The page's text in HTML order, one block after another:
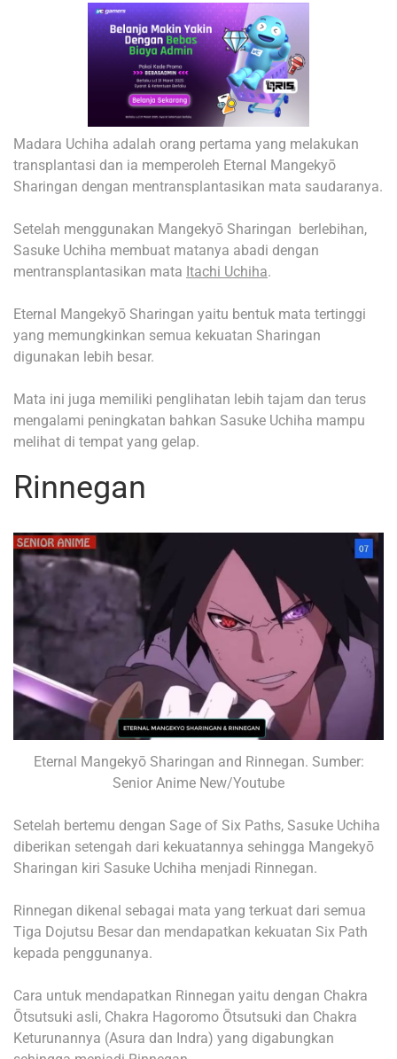
Madara Uchiha adalah orang pertama yang melakukan
transplantasi dan ia memperoleh Eternal Mangekyō
Sharingan dengan mentransplantasikan mata saudaranya.
Setelah menggunakan Mangekyō Sharingan berlebihan,
Sasuke Uchiha membuat matanya abadi dengan
mentransplantasikan mata Itachi Uchiha.
Eternal Mangekyō Sharingan yaitu bentuk mata tertinggi
yang memungkinkan semua kekuatan Sharingan
digunakan lebih besar.
Mata ini juga memiliki penglihatan lebih tajam dan terus
mengalami peningkatan bahkan Sasuke Uchiha mampu
melihat di tempat yang gelap.
Rinnegan
Eternal Mangekyō Sharingan and Rinnegan. Sumber:
Senior Anime New/Youtube
Setelah bertemu dengan Sage of Six Paths, Sasuke Uchiha
diberikan setengah dari kekuatannya sehingga Mangekyō
Sharingan kiri Sasuke Uchiha menjadi Rinnegan.
Rinnegan dikenal sebagai mata yang terkuat dari semua
Tiga Dojutsu Besar dan mendapatkan kekuatan Six Path
kepada penggunanya.
Cara untuk mendapatkan Rinnegan yaitu dengan Chakra
Ōtsutsuki asli, Chakra Hagoromo Ōtsutsuki dan Chakra
Keturunannya (Asura dan Indra) yang digabungkan